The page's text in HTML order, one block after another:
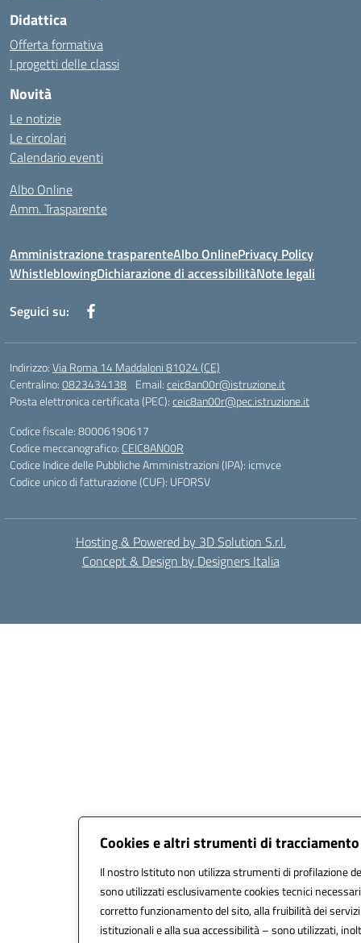
Cookies e altri strumenti di tracciamento
Il nostro Istituto non utilizza strumenti di profilazione
sono utilizzati esclusivamente cookies tecnici
corretto funzionamento del sito, alla fruibilità dei servizi
istituzionali e alla sua accessibilità – sono utilizzati,
Didattica
Offerta formativa
I progetti delle classi
Novità
Le notizie
Le circolari
Calendario eventi
Albo Online
Amm. Trasparente
Amministrazione trasparenteAlbo OnlinePrivacy Policy
WhistleblowingDichiarazione di accessibilitàNote legali
Seguici su:
Indirizzo:Via Roma 14 Maddaloni 81024 (CE)
Centralino:0823434138 Email:ceic8an00r@istruzione.it
Posta elettronica certificata (PEC):ceic8an00r@pec.istruzione.it
Codice fiscale: 80006190617
Codice meccanografico: CEIC8AN00R
Codice Indice delle Pubbliche Amministrazioni (IPA): icmvce
Codice unico di fatturazione (CUF): UFORSV
Hosting & Powered by 3D Solution S.r.l.
Concept & Design by Designers Italia